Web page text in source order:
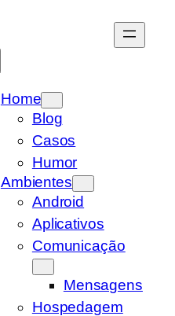
Home
Blog
Casos
Humor
Ambientes
Android
Aplicativos
Comunicação
Mensagens
Hospedagem